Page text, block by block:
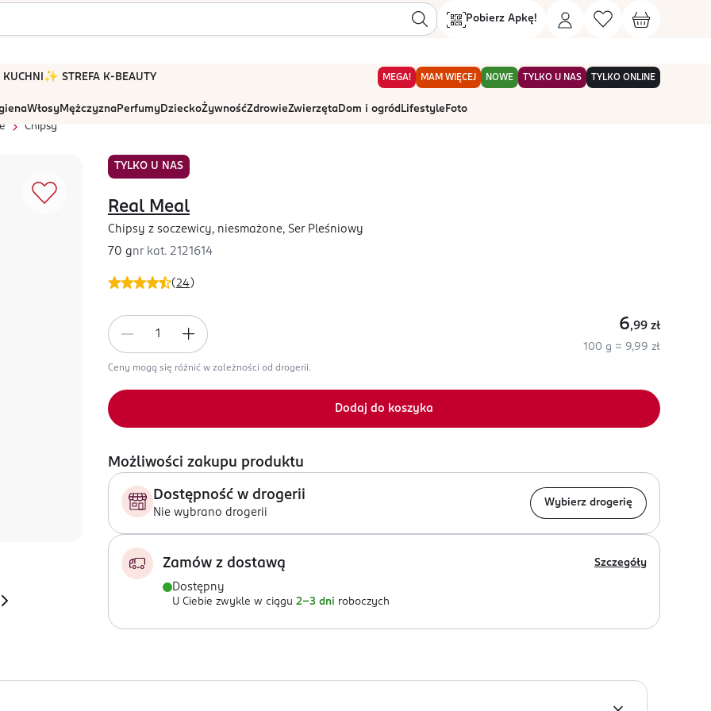
Pobierz Apkę!
KUCHNI ✨ STREFA K-BEAUTY MEGA! MAM WIĘCEJ NOWE TYLKO U NAS TYLKO ONLINE
WłosyMężczyznaPerfumyDzieckoŻywnośćZdrowieZwierzętaDom i ogród Lifestyle Foto
Chipsy
TYLKO U NAS
(24 )
Real Meal
Chipsy z soczewicy, niesmażone, Ser Pleśniowy
70 gnr kat. 2121614
6,99 zł
100 g = 9,99 zł
Ceny mogą się różnić w zależności od drogerii.
Dodaj do koszyka
Możliwości zakupu produktu
Dostępność w drogerii
Nie wybrano drogerii
Wybierz drogerię
Zamów z dostawą Szczegóły
Dostępny
U Ciebie zwykle w ciągu 2-3 dni roboczych